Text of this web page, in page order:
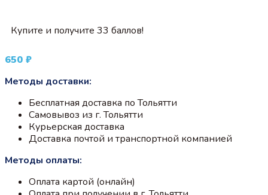
Купите и получите 33 баллов!
650 ₽
Методы доставки:
Бесплатная доставка по Тольятти
Самовывоз из г. Тольятти
Курьерская доставка
Доставка почтой и транспортной компанией
Методы оплаты:
Оплата картой (онлайн)